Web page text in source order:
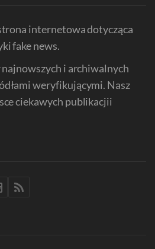
internetowa dotycząca
fake news.
i archiwalnych
weryfikującymi. Nasz
ciekawych publikacjii